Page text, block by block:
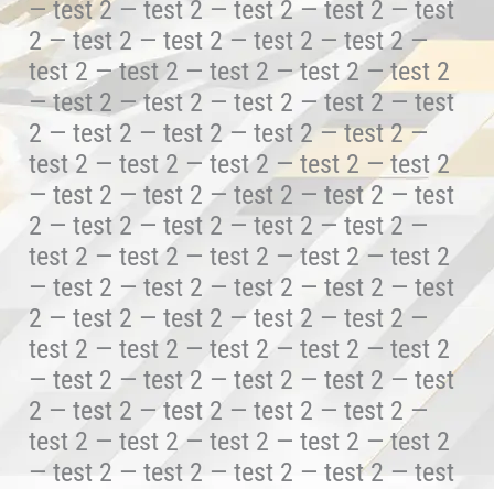
— test 2 — test 2 — test 2 — test 2 — test
2 — test 2 — test 2 — test 2 — test 2 —
test 2 — test 2 — test 2 — test 2 — test 2
— test 2 — test 2 — test 2 — test 2 — test
2 — test 2 — test 2 — test 2 — test 2 —
test 2 — test 2 — test 2 — test 2 — test 2
— test 2 — test 2 — test 2 — test 2 — test
2 — test 2 — test 2 — test 2 — test 2 —
test 2 — test 2 — test 2 — test 2 — test 2
— test 2 — test 2 — test 2 — test 2 — test
2 — test 2 — test 2 — test 2 — test 2 —
test 2 — test 2 — test 2 — test 2 — test 2
— test 2 — test 2 — test 2 — test 2 — test
2 — test 2 — test 2 — test 2 — test 2 —
test 2 — test 2 — test 2 — test 2 — test 2
— test 2 — test 2 — test 2 — test 2 — test